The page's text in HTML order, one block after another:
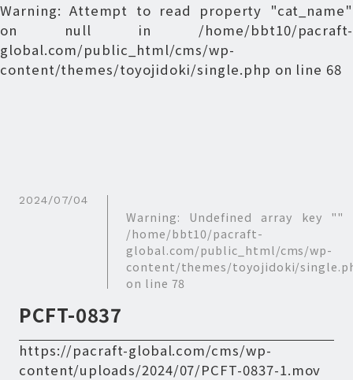
Warning: Attempt to read property "cat_name"
on null in /home/bbt10/pacraft-
global.com/public_html/cms/wp-
content/themes/toyojidoki/single.php on line 68
2024/07/04
Warning: Undefined array key ""
/home/bbt10/pacraft-
global.com/public_html/cms/wp-
content/themes/toyojidoki/
on line 78
PCFT-0837
https://pacraft-global.com/cms/wp-
content/uploads/2024/07/PCFT-0837-1.mov